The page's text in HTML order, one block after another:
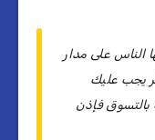
الناس على مدار
يجب عليك
بالتسوق فإذن